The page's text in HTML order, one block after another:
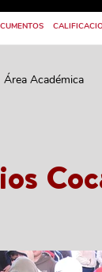
Área Académica